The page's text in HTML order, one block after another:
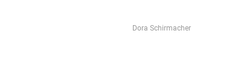
Dora Schirmacher